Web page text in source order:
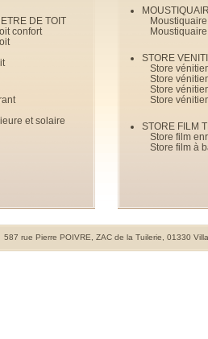
DE TOIT
confort
et solaire
STORE
Store
Store
Store
Store
STORE FILM
Store film
Store film à
587 rue Pierre POIVRE, ZAC de la Tuilerie, 01330